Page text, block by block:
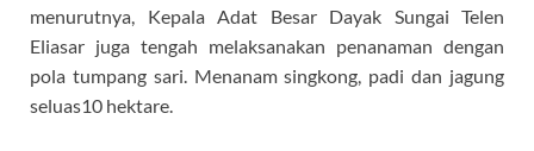
menurutnya, Kepala Adat Besar Dayak Sungai Telen
Eliasar juga tengah melaksanakan penanaman dengan
pola tumpang sari. Menanam singkong, padi dan jagung
seluas10 hektare.